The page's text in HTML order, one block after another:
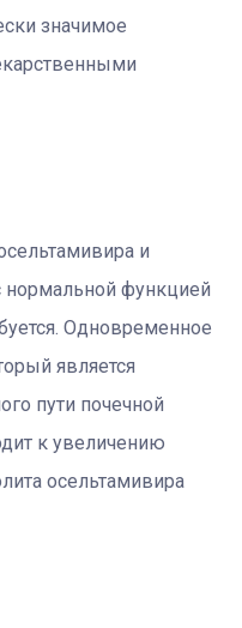
значимое
и
нормальной функцией
Одновременное
является
пути почечной
к увеличению
осельтамивира